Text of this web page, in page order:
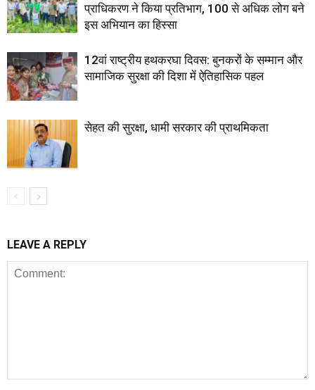
प्राधिकरण ने किया प्रतिभाग, 100 से अधिक लोग बने
इस अभियान का हिस्सा
12वां राष्ट्रीय हथकरघा दिवस: बुनकरों के सम्मान और
सामाजिक सुरक्षा की दिशा में ऐतिहासिक पहल
सेहत की सुरक्षा, धामी सरकार की प्राथमिकता
LEAVE A REPLY